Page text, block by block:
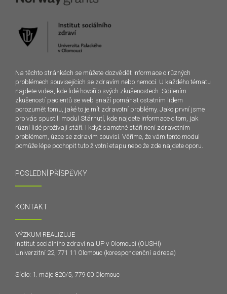
Na těchto stránkách se můžete dozvědět informace o různých
problémech souvisejících se zdravím nebo nemocí. U každého tématu
najdete videa, kde lidé hovoří o svých zkušenostech. Sdílením
zkušeností pacientů se web snaží pomáhat ostatním lidem
porozumět tomu, jaké to je mít zdravotní problémy. Jako první jsme
pro vás spustili modul Stárnutí, kde najdete informace o tom, jak
různí lidé prožívají stáří. I když samotné stáří není zdravotním
problémem, úzce se zdravím souvisí. Věříme, že vám tento modul
pomůže lépe pochopit tuto životní etapu nebo že zde najdete oporu.
POSLEDNÍ PŘÍSPĚVKY
KONTAKT
VÝZKUM REALIZUJE
Institut sociálního zdraví na UP v Olomouci (OUSHI)
Univerzitní 22, 771 11 Olomouc (korespondenční adresa)
Sídlo: 1. máje 820/5, 779 00 Olomouc